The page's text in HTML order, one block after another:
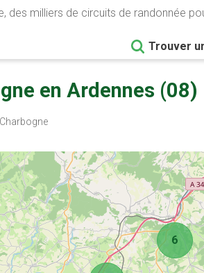
des milliers de circuits de randonnée
Trouver
en Ardennes (08)
6